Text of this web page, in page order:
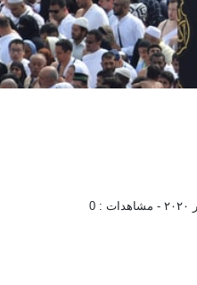
- مشاهدات : 0